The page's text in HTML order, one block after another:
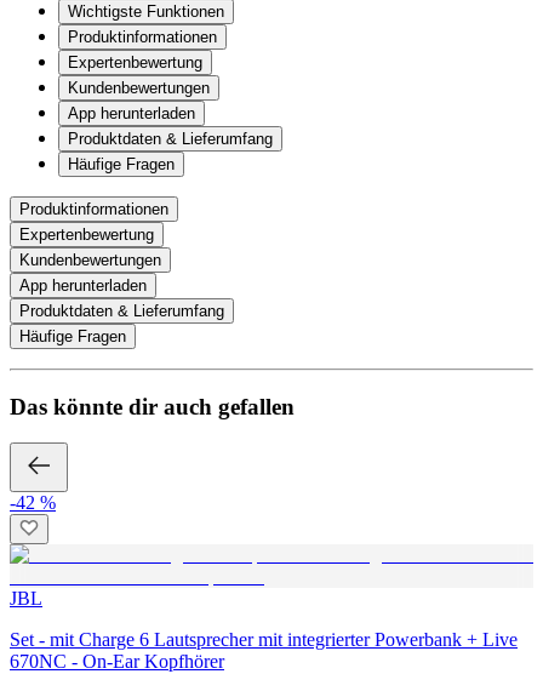
Wichtigste Funktionen
Produktinformationen
Expertenbewertung
Kundenbewertungen
App herunterladen
Produktdaten & Lieferumfang
Häufige Fragen
Produktinformationen
Expertenbewertung
Kundenbewertungen
App herunterladen
Produktdaten & Lieferumfang
Häufige Fragen
Das könnte dir auch gefallen
-42 %
JBL
Set - mit Charge 6 Lautsprecher mit integrierter Powerbank + Live
670NC - On-Ear Kopfhörer